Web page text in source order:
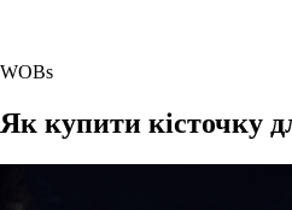
WOBs
Як купити кісточку